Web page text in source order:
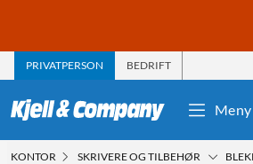
PRIVATPERSON BEDRIFT
Meny
KONTOR SKRIVERE OG TILBEHØR